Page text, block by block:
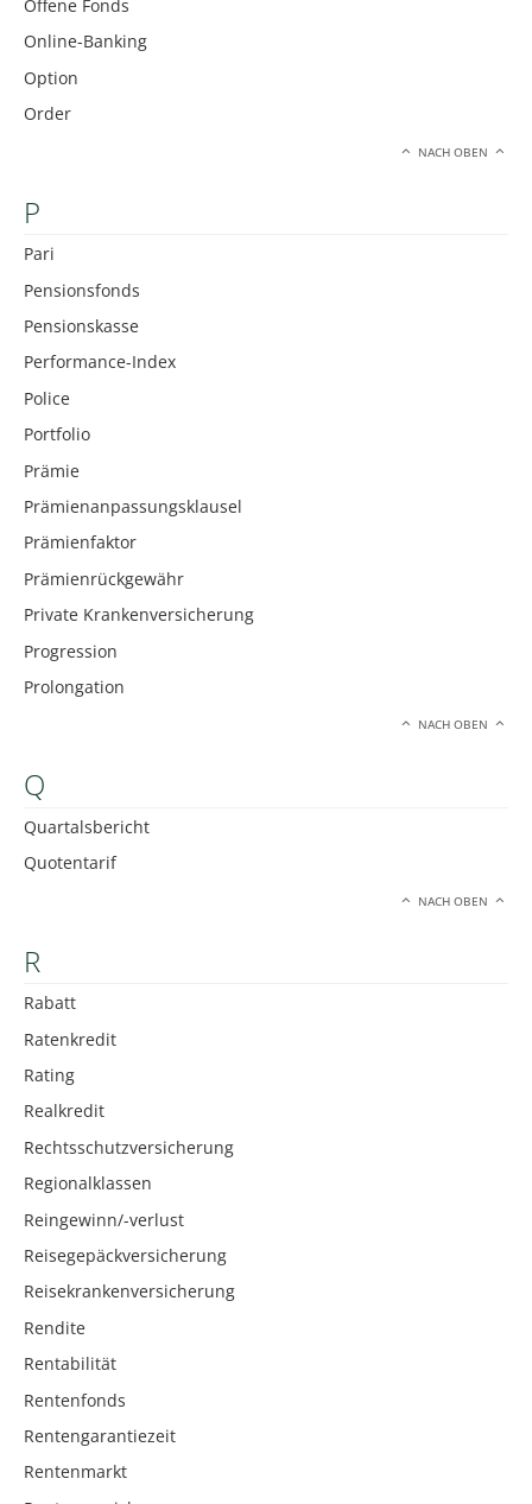
Offene Fonds
Online-Banking
Option
Order
NACH OBEN
P
Pari
Pensionsfonds
Pensionskasse
Performance-Index
Police
Portfolio
Prämie
Prämienanpassungsklausel
Prämienfaktor
Prämienrückgewähr
Private Krankenversicherung
Progression
Prolongation
NACH OBEN
Q
Quartalsbericht
Quotentarif
NACH OBEN
R
Rabatt
Ratenkredit
Rating
Realkredit
Rechtsschutzversicherung
Regionalklassen
Reingewinn/-verlust
Reisegepäckversicherung
Reisekrankenversicherung
Rendite
Rentabilität
Rentenfonds
Rentengarantiezeit
Rentenmarkt